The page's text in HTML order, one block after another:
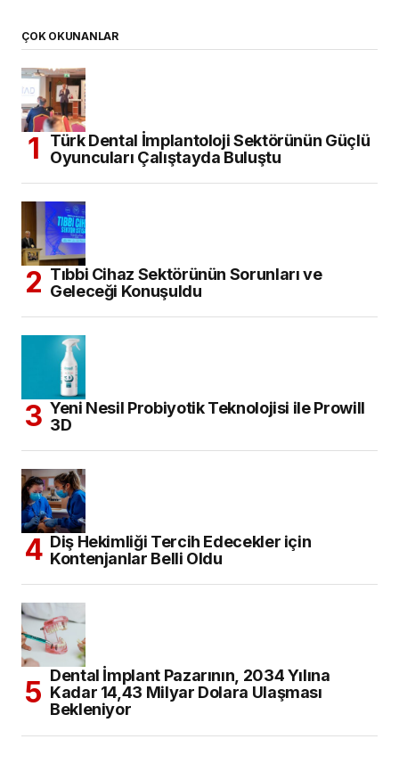
ÇOK OKUNANLAR
Türk Dental İmplantoloji Sektörünün Güçlü
Oyuncuları Çalıştayda Buluştu
Tıbbi Cihaz Sektörünün Sorunları ve
Geleceği Konuşuldu
Yeni Nesil Probiyotik Teknolojisi ile Prowill
3D
Diş Hekimliği Tercih Edecekler için
Kontenjanlar Belli Oldu
Dental İmplant Pazarının, 2034 Yılına
Kadar 14,43 Milyar Dolara Ulaşması
Bekleniyor